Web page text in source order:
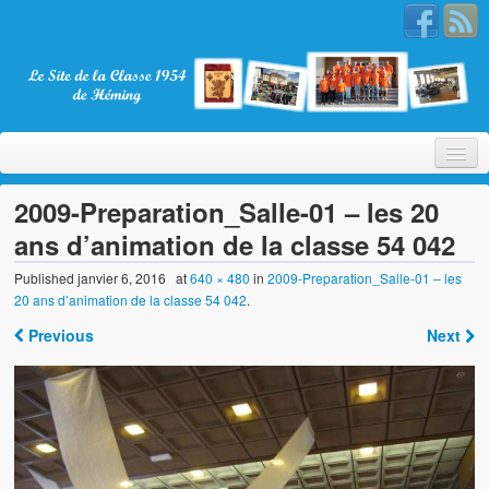
Bienvenue
Les membres
Nos partenaires
2009-Preparation_Salle-01 – les 20
ans d’animation de la classe 54 042
Publishedjanvier 6, 2016 at640 × 480 in2009-Preparation_Salle-01 – les
20 ans d’animation de la classe 54 042.
Previous Next